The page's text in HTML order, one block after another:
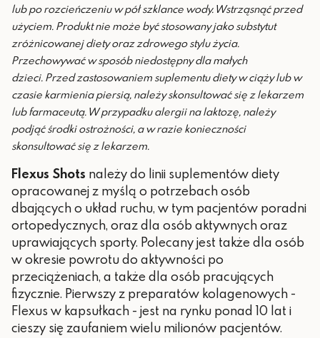
lub po rozcieńczeniu w pół szklance wody. Wstrząsnąć przed
użyciem. Produkt nie może być stosowany jako substytut
zróżnicowanej diety oraz zdrowego stylu życia.
Przechowywać w sposób niedostępny dla małych
dzieci. Przed zastosowaniem suplementu diety w ciąży lub w
czasie karmienia piersią, należy skonsultować się z lekarzem
lub farmaceutą. W przypadku alergii na laktozę, należy
podjąć środki ostrożności, a w razie konieczności
skonsultować się z lekarzem.
Flexus Shots należy do linii suplementów diety
opracowanej z myślą o potrzebach osób
dbających o układ ruchu, w tym pacjentów poradni
ortopedycznych, oraz dla osób aktywnych oraz
uprawiających sporty. Polecany jest także dla osób
w okresie powrotu do aktywności po
przeciążeniach, a także dla osób pracujących
fizycznie. Pierwszy z preparatów kolagenowych -
Flexus w kapsułkach - jest na rynku ponad 10 lat i
cieszy się zaufaniem wielu milionów pacjentów.